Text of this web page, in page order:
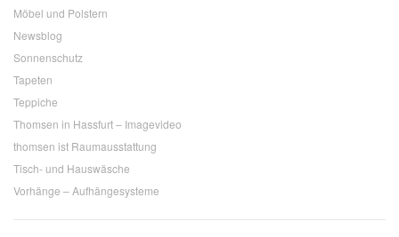
Möbel und Polstern
Newsblog
Sonnenschutz
Tapeten
Teppiche
Thomsen in Hassfurt – Imagevideo
thomsen ist Raumausstattung
Tisch- und Hauswäsche
Vorhänge – Aufhängesysteme